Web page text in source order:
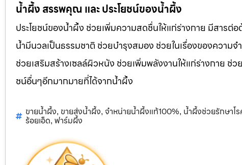
น้ำผึ้ง สรรพคุณ และ ประโยชน์ของน้ำผึ้ง
ประโยชน์ของน้ำผึ้ง ช่วยเพิ่มความสดชื่นให้แก่ร่างกาย มีสาร
น้ำมีนวลเป็นธรรมชาติ ช่วยบำรุงสมอง ช่วยในเรื่องของความ
ช่วยเสริมสร้างเซลล์ผิวหนัง ช่วยเพิ่มพลังงานให้แก่ร่างกาย ช่
ชน์อื่นๆอีกมากมายที่ได้จากน้ำผึ้ง
ขายน้ำผึ้ง, ขายส่งน้ำผึ้ง, จำหน่ายน้ำผึ้งแท้100%, น้ำผึ้งช่วยรักษาโ
ร้อยเอ็ด, ฟาร์มผึ้ง